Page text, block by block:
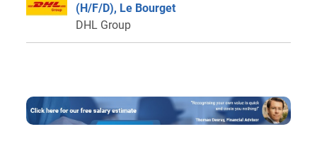
(H/F/D), Le Bourget
DHL Group